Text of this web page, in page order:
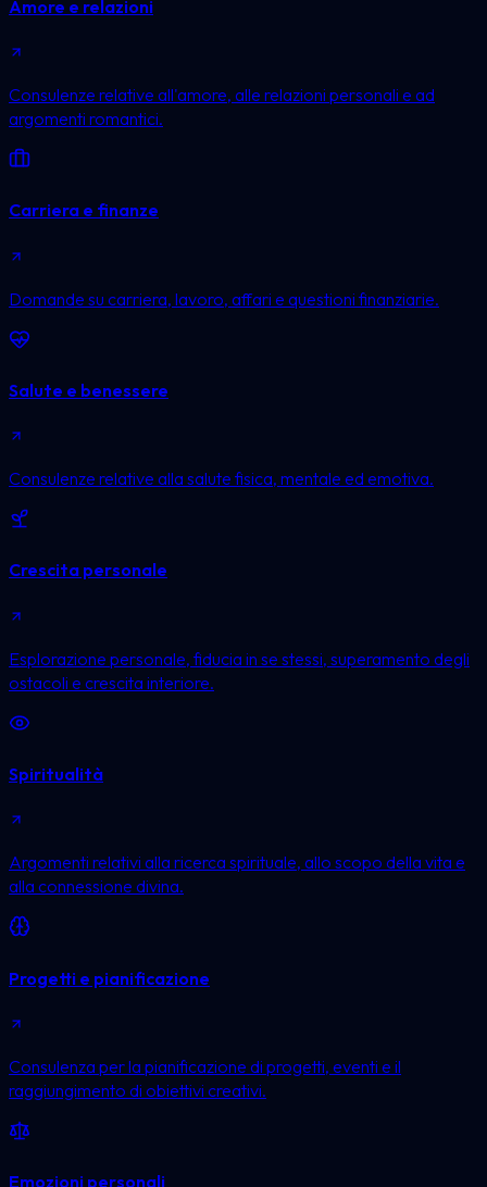
Amore e relazioni
Consulenze relative all'amore, alle relazioni personali e ad
argomenti romantici.
Carriera e finanze
Domande su carriera, lavoro, affari e questioni finanziarie.
Salute e benessere
Consulenze relative alla salute fisica, mentale ed emotiva.
Crescita personale
Esplorazione personale, fiducia in se stessi, superamento degli
ostacoli e crescita interiore.
Spiritualità
Argomenti relativi alla ricerca spirituale, allo scopo della vita e
alla connessione divina.
Progetti e pianificazione
Consulenza per la pianificazione di progetti, eventi e il
raggiungimento di obiettivi creativi.
Emozioni personali